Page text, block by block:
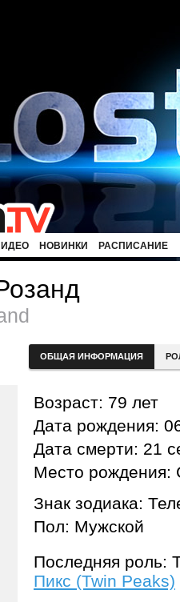
НОВИНКИ РАСПИСАНИЕ
ОБЩАЯ ИНФОРМАЦИЯ
Возраст: 79 лет
Дата рождения:
Дата смерти: 21
Место
Знак зодиака:
Пол: Мужской
Последняя роль:
Пикс (Twin Peaks)